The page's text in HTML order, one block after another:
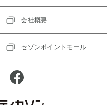
会社概要
セゾンポイントモール